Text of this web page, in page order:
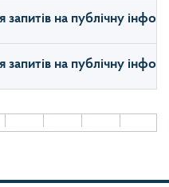
на публічну
на публічну